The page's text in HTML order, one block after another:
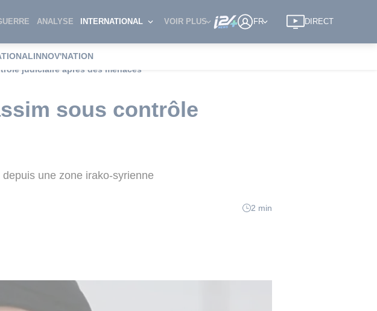
ANALYSE INTERNATIONAL VOIR PLUS FR DIRECT
INNOV'NATION
judiciaire après des menaces
sous contrôle
une zone irako-syrienne
2 min